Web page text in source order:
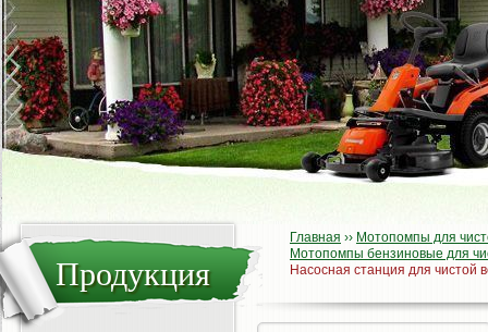
Главная ›› Мотопомпы для
Мотопомпы бензиновые для
Насосная станция для чистой
Продукция